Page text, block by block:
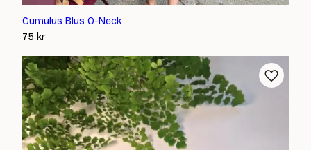
Cumulus Blus O-Neck
75 kr